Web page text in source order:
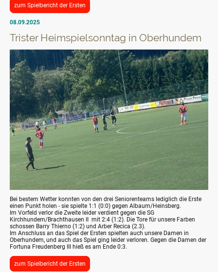
zum Spielbericht der Ersten
08.09.2025
Trister Heimspielsonntag in Oberhundem
Bei bestem Wetter konnten von den drei Seniorenteams lediglich die Erste
einen Punkt holen - sie spielte 1:1 (0:0) gegen Albaum/Heinsberg.
Im Vorfeld verlor die Zweite leider verdient gegen die SG
Kirchhundem/Brachthausen II mit 2:4 (1:2). Die Tore für unsere Farben
schossen Barry Thierno (1:2) und Arber Recica (2.3).
Im Anschluss an das Spiel der Ersten spielten auch unsere Damen in
Oberhundem, und auch das Spiel ging leider verloren. Gegen die Damen der
Fortuna Freudenberg III hieß es am Ende 0:3.
zum Spielbericht der Ersten